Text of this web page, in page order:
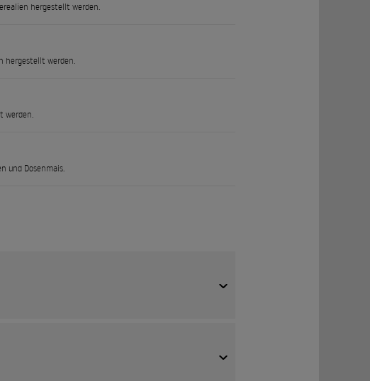
hergestellt werden.
hergestellt werden.
werden.
und Dosenmais.
Materialien, die zur Produktion verwendet